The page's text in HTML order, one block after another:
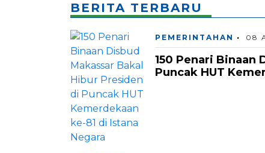
BERITA TERBARU
PEMERINTAHAN 08
150 Penari Binaan
Puncak HUT